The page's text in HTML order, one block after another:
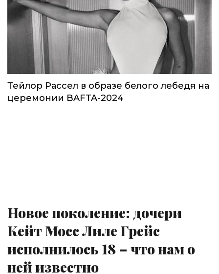
Тейлор Рассел в образе белого лебедя на
церемонии BAFTA-2024
Новое поколение: дочери
Кейт Мосс Лиле Грейс
исполнилось 18 – что нам о
ней известно